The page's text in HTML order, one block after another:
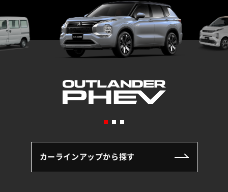
カーラインアップから探す